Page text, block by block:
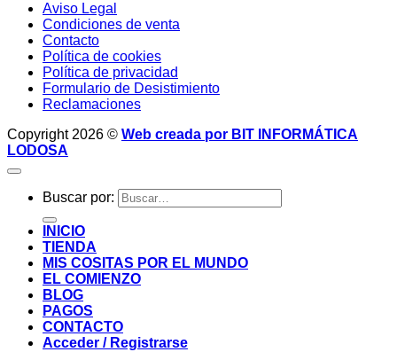
Aviso Legal
Condiciones de venta
Contacto
Política de cookies
Política de privacidad
Formulario de Desistimiento
Reclamaciones
Copyright 2026 © Web creada por BIT INFORMÁTICA
LODOSA
Buscar por:
INICIO
TIENDA
MIS COSITAS POR EL MUNDO
EL COMIENZO
BLOG
PAGOS
CONTACTO
Acceder / Registrarse